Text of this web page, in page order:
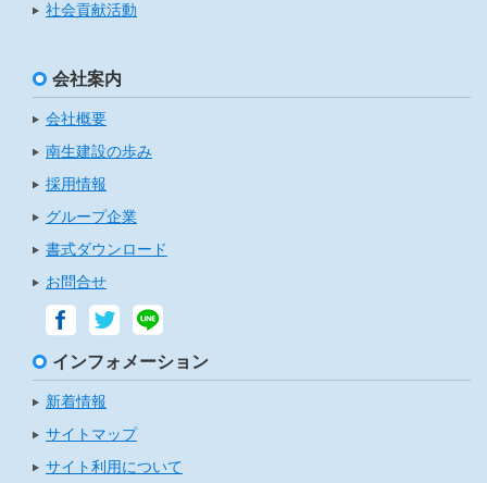
社会貢献活動
会社案内
会社概要
南生建設の歩み
採用情報
グループ企業
書式ダウンロード
お問合せ
インフォメーション
新着情報
サイトマップ
サイト利用について